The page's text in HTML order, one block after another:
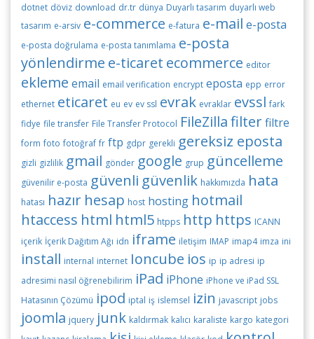
dotnet döviz download dr.tr dünya Duyarlı tasarım duyarlı web
tasarım e-arsiv e-commerce e-fatura e-mail e-posta
e-posta doğrulama e-posta tanımlama e-posta
yönlendirme e-ticaret ecommerce editor
ekleme email email verification encrypt eposta epp error
ethernet eticaret eu ev ev ssl evrak evraklar evssl fark
fidye file transfer File Transfer Protocol FileZillafilterfiltre
form foto fotoğraf fr ftp gdpr gerekli gereksiz eposta
gizli gizlilik gmail gönder google grup güncelleme
güvenilir e-posta güvenli güvenlik hakkımızda hata
hatası hazır hesap host hosting hotmail
htaccess html html5 htpps http https ICANN
içerik İçerik Dağıtım Ağı idn iframe iletişim IMAP imap4 imza ini
install internal internet Ioncube ios ip ip adresi ip
adresimi nasıl öğrenebilirim iPad iPhone iPhone ve iPad SSL
Hatasının Çözümü ipod iptal iş islemsel izin javascript jobs
joomla jquery junk kaldırmak kalıcı karaliste kargo kategori